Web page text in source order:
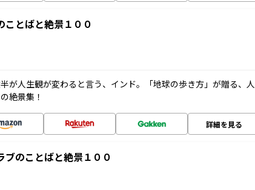
とばと絶景１００
が人生観が変わると言う、インド。「地球の歩き方」が贈る、人
絶景集！
詳細を見る
のことばと絶景１００